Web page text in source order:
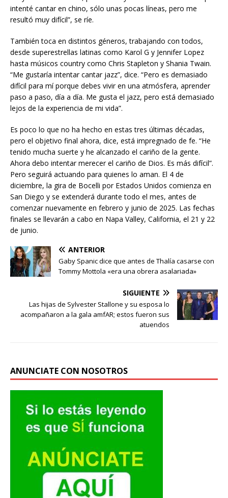
intenté cantar en chino, sólo unas pocas líneas, pero me
resultó muy difícil”, se ríe.
También toca en distintos géneros, trabajando con todos,
desde superestrellas latinas como Karol G y Jennifer Lopez
hasta músicos country como Chris Stapleton y Shania Twain.
“Me gustaría intentar cantar jazz”, dice. “Pero es demasiado
difícil para mí porque debes vivir en una atmósfera, aprender
paso a paso, día a día. Me gusta el jazz, pero está demasiado
lejos de la experiencia de mi vida”.
Es poco lo que no ha hecho en estas tres últimas décadas,
pero el objetivo final ahora, dice, está impregnado de fe. “He
tenido mucha suerte y he alcanzado el cariño de la gente.
Ahora debo intentar merecer el cariño de Dios. Es más difícil”.
Pero seguirá actuando para quienes lo aman. El 4 de
diciembre, la gira de Bocelli por Estados Unidos comienza en
San Diego y se extenderá durante todo el mes, antes de
comenzar nuevamente en febrero y junio de 2025. Las fechas
finales se llevarán a cabo en Napa Valley, California, el 21 y 22
de junio.
ANTERIOR
Gaby Spanic dice que antes de Thalía casarse con
Tommy Mottola «era una obrera asalariada»
SIGUIENTE
Las hijas de Sylvester Stallone y su esposa lo
acompañaron a la gala amfAR; estos fueron sus
atuendos
ANUNCIATE CON NOSOTROS